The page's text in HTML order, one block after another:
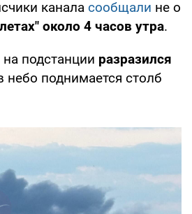
канала сообщали не о
около 4 часов утра.
подстанции разразился
небо поднимается столб